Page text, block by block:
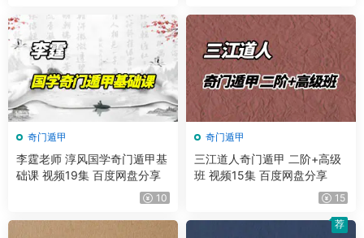
奇门遁甲
李霆老师 淳风国学奇门遁甲基
础课 视频19集 百度网盘分享
10
奇门遁甲
三江道人奇门遁甲 二阶+高级
班 视频15集 百度网盘分享
15
荐